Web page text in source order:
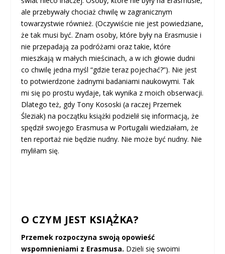
ale przebywały chociaż chwilę w zagranicznym
towarzystwie również. (Oczywiście nie jest powiedziane,
że tak musi być. Znam osoby, które były na Erasmusie i
nie przepadają za podróżami oraz takie, które
mieszkają w małych mieścinach, a w ich głowie dudni
co chwilę jedna myśl “gdzie teraz pojechać?”). Nie jest
to potwierdzone żadnymi badaniami naukowymi. Tak
mi się po prostu wydaje, tak wynika z moich obserwacji.
Dlatego też, gdy Tony Kososki (a raczej Przemek
Śleziak) na początku książki podzielił się informacją, że
spędził swojego Erasmusa w Portugalii wiedziałam, że
ten reportaż nie będzie nudny. Nie może być nudny. Nie
myliłam się.
O CZYM JEST KSIĄŻKA?
Przemek rozpoczyna swoją opowieść
wspomnieniami z Erasmusa. Dzieli się swoimi